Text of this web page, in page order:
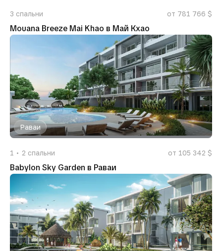
3 спальни от 781 766 $
Mouana Breeze Mai Khao в Май Кхао
Раваи
1 2 спальни от 105 342 $
Babylon Sky Garden в Раваи